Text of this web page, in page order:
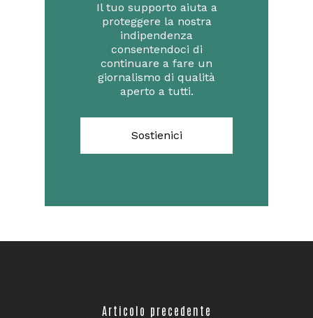
Il tuo supporto aiuta a
proteggere la nostra
indipendenza
consentendoci di
continuare a fare un
giornalismo di qualità
aperto a tutti.
Sostienici
Articolo precedente